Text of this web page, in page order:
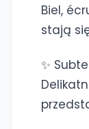
Biel,
stają
✨